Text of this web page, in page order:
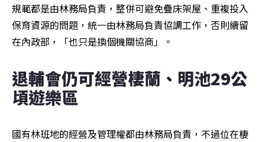
規範都是由林務局負責，整併可避免疊床架屋、重複投入
保育資源的問題，統一由林務局負責協調工作，否則續留
在內政部，「也只是換個機關協商」。
退輔會仍可經營棲蘭、明池29公
頃遊樂區
國有林班地的經營及管理權都由林務局負責，不過位在棲